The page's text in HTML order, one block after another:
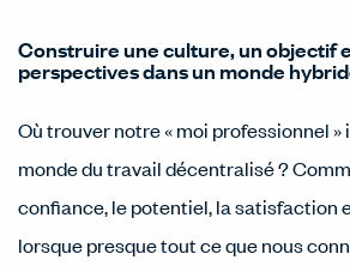
Construire une culture, un objectif
perspectives dans un monde
Où trouver notre « moi professionnel »
monde du travail décentralisé ?
confiance, le potentiel, la satisfaction
lorsque presque tout ce que nous